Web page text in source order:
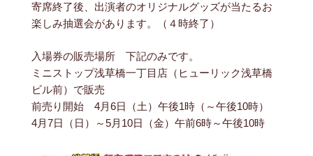
寄席終了後、出演者のオリジナルグッズが当たるお
楽しみ抽選会があります。（４時終了）
入場券の販売場所 下記のみです。
ミニストップ浅草橋一丁目店（ヒューリック浅草橋
ビル前）で販売
前売り開始 4月6日（土）午後1時（～午後10時）
4月7日（日）～5月10日（金）午前6時～午後10時